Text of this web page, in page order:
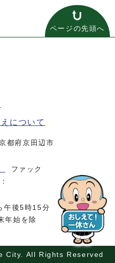
ページの先頭へ
について
都府京田辺市
ファック
午後5時15分
年始を除
City. All Rights Reserved